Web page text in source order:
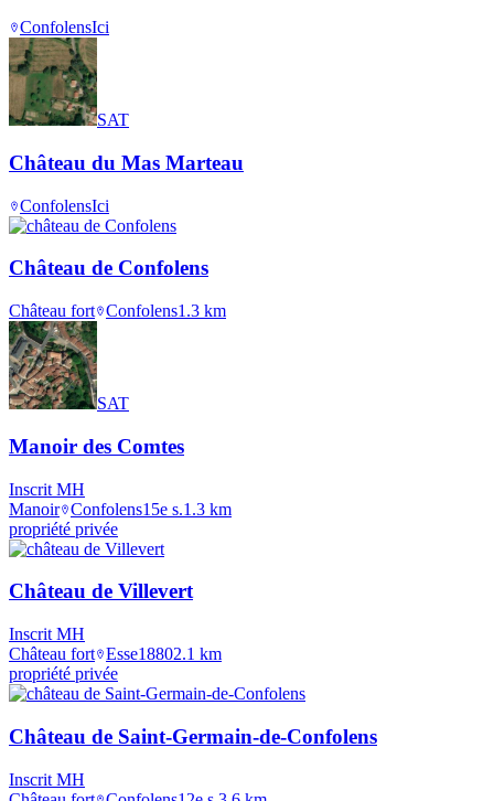
ConfolensIci
SAT
Château du Mas Marteau
ConfolensIci
Château de Confolens
Château fort Confolens1.3 km
SAT
Manoir des Comtes
Inscrit MH
Manoir Confolens15e s.1.3 km
propriété privée
Château de Villevert
Inscrit MH
Château fort Esse18802.1 km
propriété privée
Château de Saint-Germain-de-Confolens
Inscrit MH